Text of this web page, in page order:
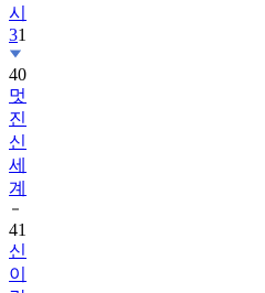
시
31
40
멋
진
신
세
계
41
신
이